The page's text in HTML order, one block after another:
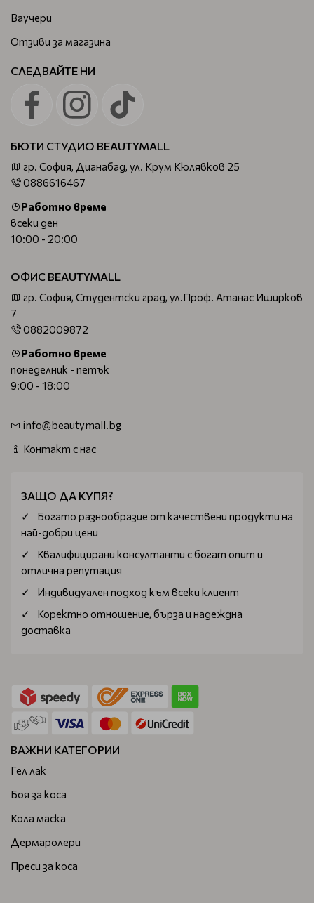
Ваучери
Отзиви за магазина
СЛЕДВАЙТЕ НИ
БЮТИ СТУДИО BEAUTYMALL
гр. София, Дианабад, ул. Крум Кюлявков 25
0886616467
Работно време
всеки ден
10:00 - 20:00
ОФИС BEAUTYMALL
гр. София, Студентски град, ул.Проф. Атанас Иширков
7
0882009872
Работно време
понеделник - петък
9:00 - 18:00
info@beautymall.bg
Контакт с нас
ЗАЩО ДА КУПЯ?
Богатo разнообразие от качествени продукти на
най-добри цени
Квалифицирани консултанти с богат опит и
отлична репутация
Индивидуален подход към всеки клиент
Коректно отношение, бърза и надеждна
доставка
ВАЖНИ КАТЕГОРИИ
Гел лак
Боя за коса
Кола маска
Дермаролери
Преси за коса